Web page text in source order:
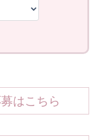
はこちら